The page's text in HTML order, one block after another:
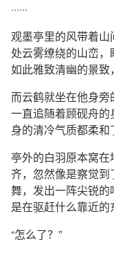
······
观墨亭里的风带着
处云雾缭绕的山峦
如此雅致清幽的景致
而云鹤就坐在他身
一直追随着顾砚舟
身的清冷气质都柔和
亭外的白羽原本窝
齐，忽然像是察觉
舞，发出一阵尖锐
是在驱赶什么靠近的
“怎么了？”